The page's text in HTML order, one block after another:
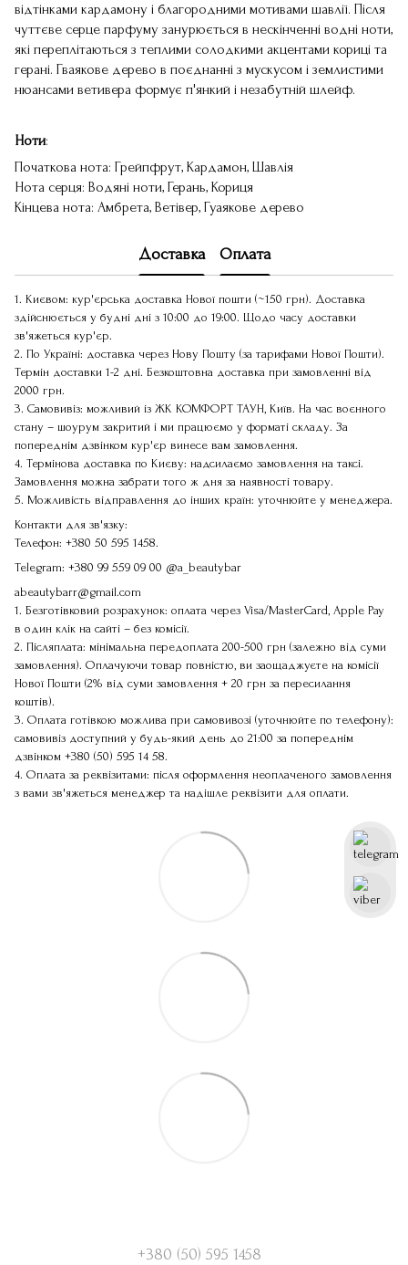
відтінками кардамону і благородними мотивами шавлії. Після
чуттєве серце парфуму занурюється в нескінченні водні ноти,
які переплітаються з теплими солодкими акцентами кориці та
герані. Гваякове дерево в поєднанні з мускусом і землистими
нюансами ветивера формує п'янкий і незабутній шлейф.
Ноти:
Початкова нота: Грейпфрут, Кардамон, Шавлія
Нота серця: Водяні ноти, Герань, Кориця
Кінцева нота: Амбрета, Ветівер, Гуаякове дерево
Доставка Оплата
1. Києвом: кур'єрська доставка Нової пошти (~150 грн). Доставка
здійснюється у будні дні з 10:00 до 19:00. Щодо часу доставки
зв'яжеться кур'єр.
2. По Україні: доставка через Нову Пошту (за тарифами Нової Пошти).
Термін доставки 1-2 дні. Безкоштовна доставка при замовленні від
2000 грн.
3. Самовивіз: можливий із ЖК КОМФОРТ ТАУН, Київ. На час воєнного
стану – шоурум закритий і ми працюємо у форматі складу. За
попереднім дзвінком кур'єр винесе вам замовлення.
4. Термінова доставка по Києву: надсилаємо замовлення на таксі.
Замовлення можна забрати того ж дня за наявності товару.
5. Можливість відправлення до інших країн: уточнюйте у менеджера.
Контакти для зв'язку:
Телефон: +380 50 595 1458.
Telegram: +380 99 559 09 00 @a_beautybar
abeautybarr@gmail.com
1. Безготівковий розрахунок: оплата через Visa/MasterCard, Apple Pay
в один клік на сайті – без комісії.
2. Післяплата: мінімальна передоплата 200-500 грн (залежно від суми
замовлення). Оплачуючи товар повністю, ви заощаджуєте на комісії
Нової Пошти (2% від суми замовлення + 20 грн за пересилання
коштів).
3. Оплата готівкою можлива при самовивозі (уточнюйте по телефону):
самовивіз доступний у будь-який день до 21:00 за попереднім
дзвінком +380 (50) 595 14 58.
4. Оплата за реквізитами: після оформлення неоплаченого замовлення
з вами зв'яжеться менеджер та надішле реквізити для оплати.
+380 (50) 595 1458